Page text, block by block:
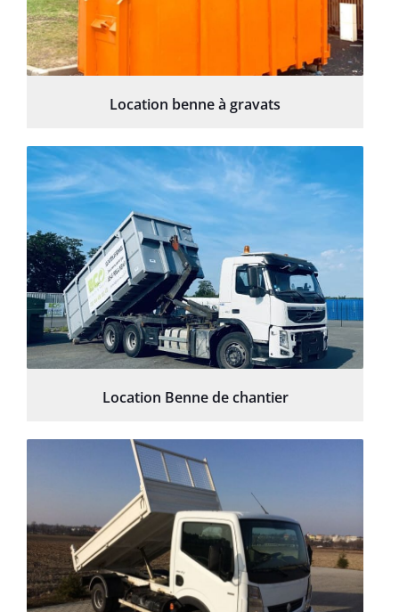
Location benne à gravats
Location Benne de chantier